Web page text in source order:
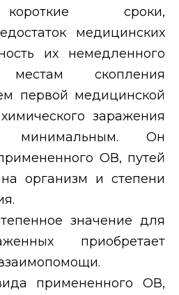
сроки,
медицинских
их немедленного
скопления
первой медицинской
заражения
минимальным. Он
ОВ, путей
организм и степени
значение для
приобретает
примененного ОВ,